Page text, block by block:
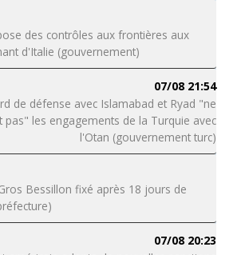
des contrôles aux frontières aux
d'Italie (gouvernement)
07/08 21:54
de défense avec Islamabad et Ryad "ne
pas" les engagements de la Turquie avec
l'Otan (gouvernement turc)
Bessillon fixé après 18 jours de
07/08 20:23